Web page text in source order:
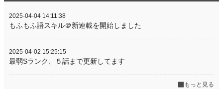
2025-04-04 14:11:38
もふもふ語スキル＠新連載を開始しました
2025-04-02 15:25:15
最弱Sランク、５話まで更新してます
もっと見る